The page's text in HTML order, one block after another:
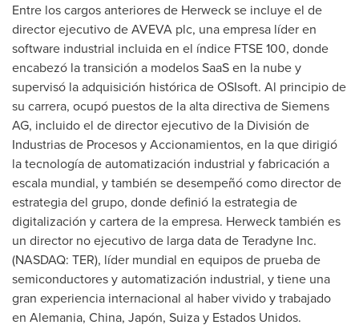
Entre los cargos anteriores de Herweck se incluye el de
director ejecutivo de AVEVA plc, una empresa líder en
software industrial incluida en el índice FTSE 100, donde
encabezó la transición a modelos SaaS en la nube y
supervisó la adquisición histórica de OSIsoft. Al principio de
su carrera, ocupó puestos de la alta directiva de Siemens
AG, incluido el de director ejecutivo de la División de
Industrias de Procesos y Accionamientos, en la que dirigió
la tecnología de automatización industrial y fabricación a
escala mundial, y también se desempeñó como director de
estrategia del grupo, donde definió la estrategia de
digitalización y cartera de la empresa. Herweck también es
un director no ejecutivo de larga data de Teradyne Inc.
(NASDAQ: TER), líder mundial en equipos de prueba de
semiconductores y automatización industrial, y tiene una
gran experiencia internacional al haber vivido y trabajado
en Alemania, China, Japón, Suiza y Estados Unidos.